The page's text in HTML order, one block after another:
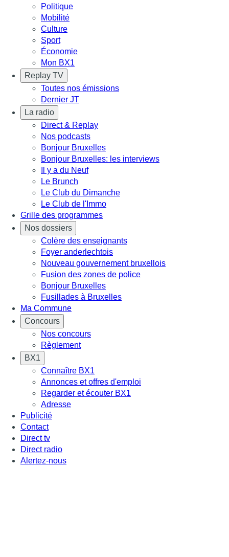
Politique
Mobilité
Culture
Sport
Économie
Mon BX1
Replay TV
Toutes nos émissions
Dernier JT
La radio
Direct & Replay
Nos podcasts
Bonjour Bruxelles
Bonjour Bruxelles: les interviews
Il y a du Neuf
Le Brunch
Le Club du Dimanche
Le Club de l'Immo
Grille des programmes
Nos dossiers
Colère des enseignants
Foyer anderlechtois
Nouveau gouvernement bruxellois
Fusion des zones de police
Bonjour Bruxelles
Fusillades à Bruxelles
Ma Commune
Concours
Nos concours
Règlement
BX1
Connaître BX1
Annonces et offres d'emploi
Regarder et écouter BX1
Adresse
Publicité
Contact
Direct tv
Direct radio
Alertez-nous